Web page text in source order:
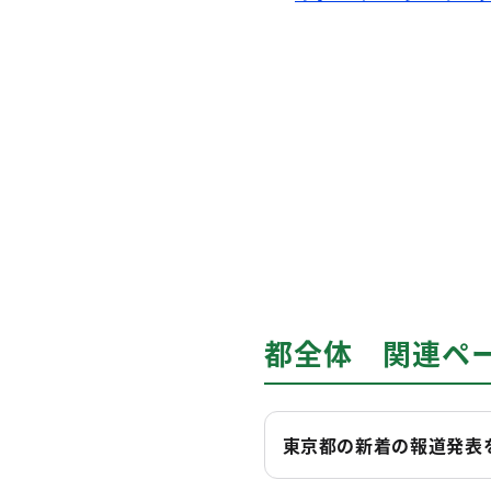
都全体 関連ペ
東京都の新着の報道発表